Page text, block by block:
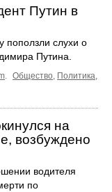
Путин в
поползли слухи о
Путина.
. Общество, Политика,
на
возбуждено
водителя
по